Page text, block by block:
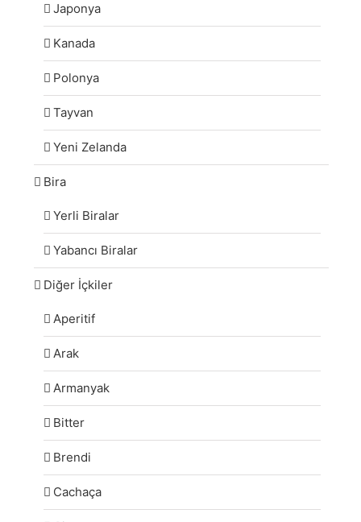
Japonya
Kanada
Polonya
Tayvan
Yeni Zelanda
Bira
Yerli Biralar
Yabancı Biralar
Diğer İçkiler
Aperitif
Arak
Armanyak
Bitter
Brendi
Cachaça